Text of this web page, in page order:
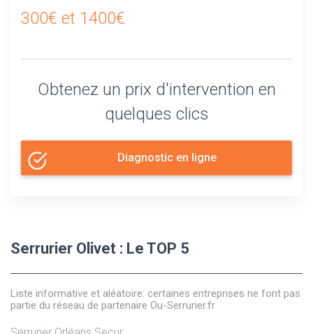
300€ et 1400€
Obtenez un prix d'intervention en
quelques clics
Diagnostic en ligne
Serrurier Olivet : Le TOP 5
Liste informative et aléatoire: certaines entreprises ne font pas
partie du réseau de partenaire Ou-Serrurier.fr